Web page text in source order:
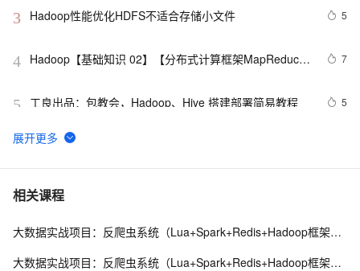
3 Hadoop性能优化HDFS不适合存储小文件 5
4 Hadoop【基础知识 02】【分布式计算框架MapReduce
解析与进阶+作业的生命周期】（图片来源于网络）
7
5 工良出品：包教会，Hadoop、Hive 搭建部署简易教程 5
6 hadoop初学者MapReduce常见错误
7 Hadoop与机器学习的融合：案例研究
8 深入理解Java GSS（含kerberos认证及在hadoop、flink
相关课程
大数据实战项目：反爬虫系统（Lua+Spark+Redis+Hadoop框架搭建）第一阶段
大数据实战项目：反爬虫系统（Lua+Spark+Redis+Hadoop框架搭建）第三阶段